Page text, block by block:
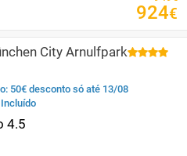
924€
City Arnulfpark
50€ desconto só até 13/08